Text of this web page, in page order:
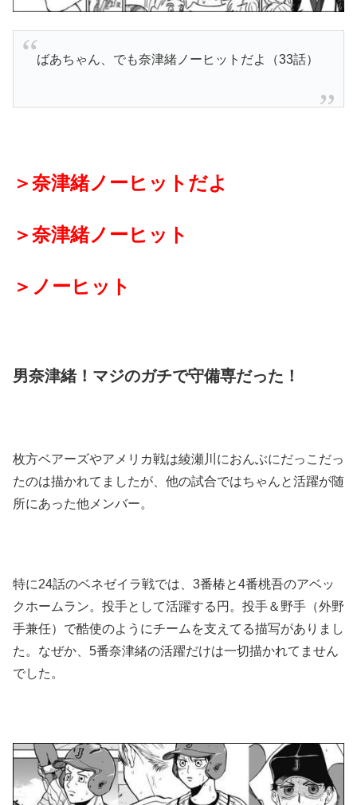
ばあちゃん、でも奈津緒ノーヒットだよ（33話）
＞奈津緒ノーヒットだよ
＞奈津緒ノーヒット
＞ノーヒット
男奈津緒！マジのガチで守備専だった！
枚方ベアーズやアメリカ戦は綾瀬川におんぶにだっこだっ
たのは描かれてましたが、他の試合ではちゃんと活躍が随
所にあった他メンバー。
特に24話のベネゼイラ戦では、3番椿と4番桃吾のアベッ
クホームラン。投手として活躍する円。投手＆野手（外野
手兼任）で酷使のようにチームを支えてる描写がありまし
た。なぜか、5番奈津緒の活躍だけは一切描かれてません
でした。